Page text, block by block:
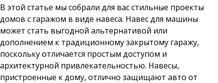
В этой статье мы собрали для вас стильные проекты
домов с гаражом в виде навеса. Навес для машины
может стать выгодной альтернативой или
дополнением к традиционному закрытому гаражу,
поскольку отличается простым доступом и
архитектурной привлекательностью. Навесы,
пристроенные к дому, отлично защищают авто от